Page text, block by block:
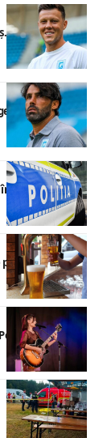
Mihai Rotaru
„Jocul a fost
cap
10%
Sărutului”